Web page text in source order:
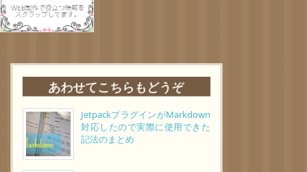
あわせてこちらもどうぞ
JetpackプラグインがMarkdown
対応したので実際に使用できた
記法のまとめ